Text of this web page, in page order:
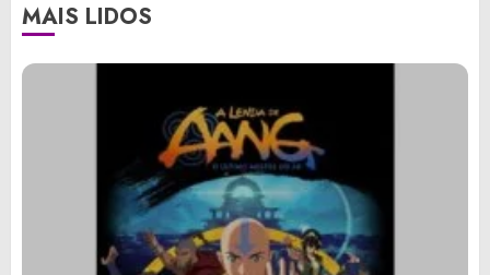
MAIS LIDOS